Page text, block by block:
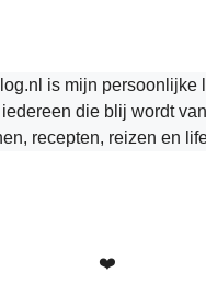
is mijn persoonlijke
die blij wordt
recepten, reizen en
❤️